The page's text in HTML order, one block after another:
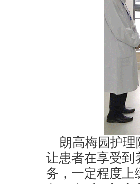
朗高梅园护理
让患者在享受到
务，一定程度上